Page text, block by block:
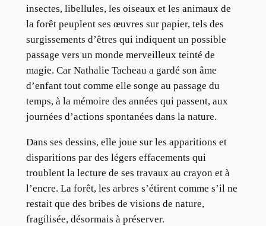
insectes, libellules, les oiseaux et les animaux de
la forêt peuplent ses œuvres sur papier, tels des
surgissements d’êtres qui indiquent un possible
passage vers un monde merveilleux teinté de
magie. Car Nathalie Tacheau a gardé son âme
d’enfant tout comme elle songe au passage du
temps, à la mémoire des années qui passent, aux
journées d’actions spontanées dans la nature.
Dans ses dessins, elle joue sur les apparitions et
disparitions par des légers effacements qui
troublent la lecture de ses travaux au crayon et à
l’encre. La forêt, les arbres s’étirent comme s’il ne
restait que des bribes de visions de nature,
fragilisée, désormais à préserver.